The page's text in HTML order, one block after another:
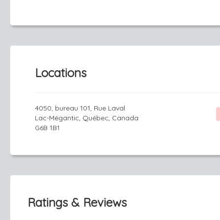
Locations
4050, bureau 101, Rue Laval
Lac-Mégantic, Québec, Canada
G6B 1B1
Ratings & Reviews